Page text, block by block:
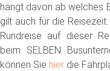
hängt davon ab welches
gilt auch für die
Rundreise auf dieser
beim SELBEN
können Sie hier die